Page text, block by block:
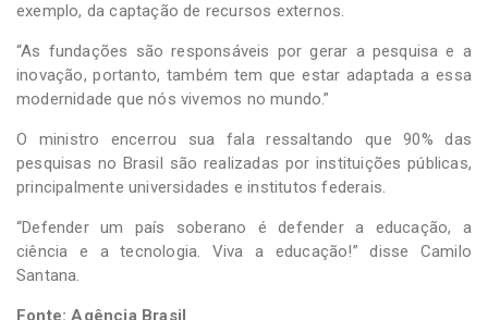
exemplo, da captação de recursos externos.
“As fundações são responsáveis por gerar a pesquisa e a
inovação, portanto, também tem que estar adaptada a essa
modernidade que nós vivemos no mundo.”
O ministro encerrou sua fala ressaltando que 90% das
pesquisas no Brasil são realizadas por instituições públicas,
principalmente universidades e institutos federais.
“Defender um país soberano é defender a educação, a
ciência e a tecnologia. Viva a educação!” disse Camilo
Santana.
Fonte: Agência Brasil